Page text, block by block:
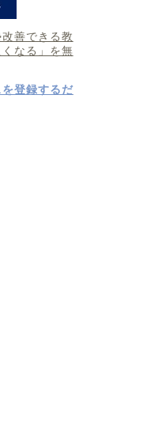
善できる教
なる」を無
登録するだ